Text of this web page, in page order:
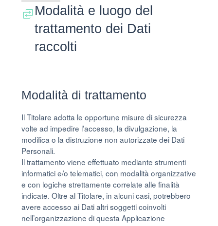
Modalità e luogo del
trattamento dei Dati
raccolti
Modalità di trattamento
Il Titolare adotta le opportune misure di sicurezza
volte ad impedire l’accesso, la divulgazione, la
modifica o la distruzione non autorizzate dei Dati
Personali.
Il trattamento viene effettuato mediante strumenti
informatici e/o telematici, con modalità organizzative
e con logiche strettamente correlate alle finalità
indicate. Oltre al Titolare, in alcuni casi, potrebbero
avere accesso ai Dati altri soggetti coinvolti
nell’organizzazione di questa Applicazione